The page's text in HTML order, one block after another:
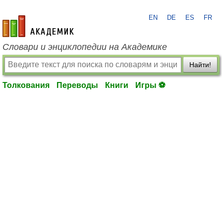
academic.ru
EN DE ES FR
Словари и энциклопедии на Академике
Найти!
Толкования Переводы Книги Игры ⚽